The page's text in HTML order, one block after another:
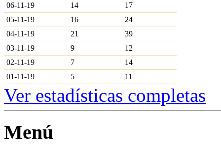
06-11-19
14
17
05-11-19
16
24
04-11-19
21
39
03-11-19
9
12
02-11-19
7
14
01-11-19
5 11
Ver estadísticas completas
Menú